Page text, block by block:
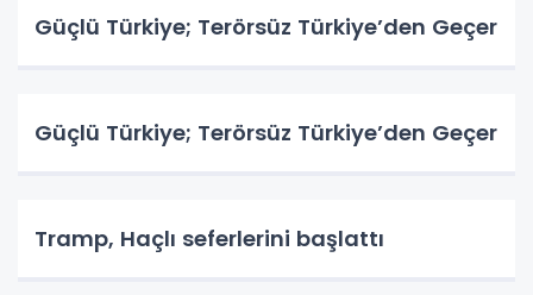
Güçlü Türkiye; Terörsüz Türkiye’den Geçer
Güçlü Türkiye; Terörsüz Türkiye’den Geçer
Tramp, Haçlı seferlerini başlattı